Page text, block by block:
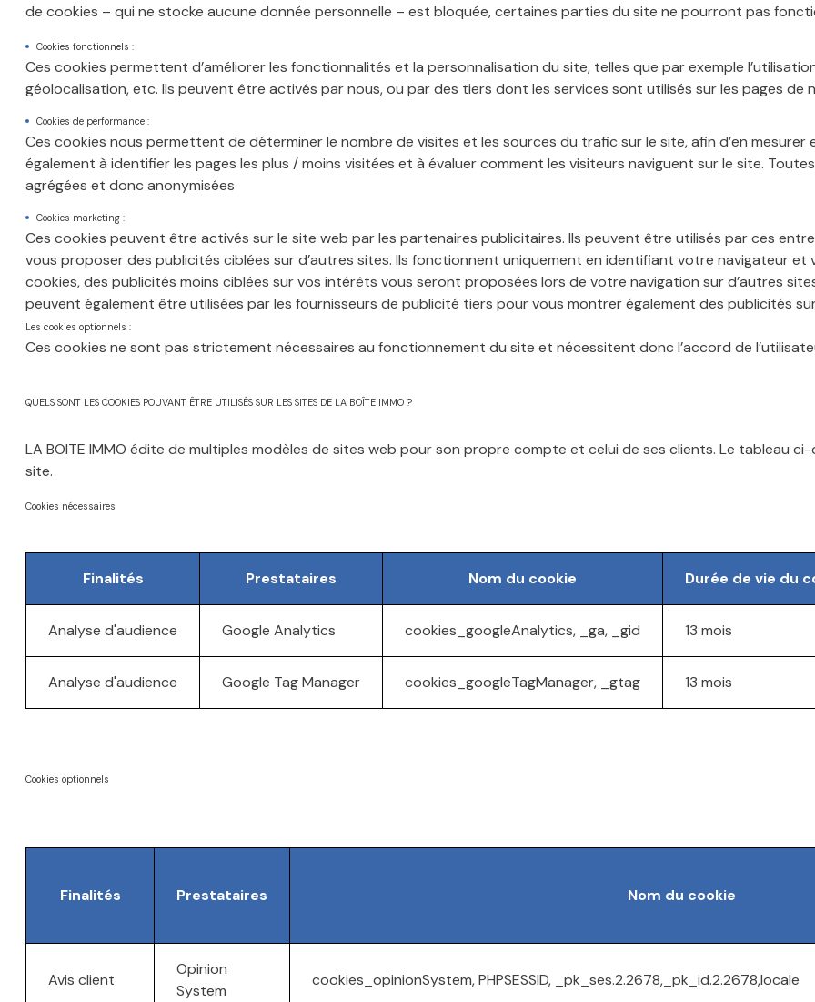
de cookies – qui ne stocke aucune donnée personnelle – est bloquée, certaines parties du site ne pourront pas
Cookies fonctionnels :
Ces cookies permettent d’améliorer les fonctionnalités et la personnalisation du site, telles que par exemple
géolocalisation, etc. Ils peuvent être activés par nous, ou par des tiers dont les services sont utilisés sur les pages de
Cookies de performance :
Ces cookies nous permettent de déterminer le nombre de visites et les sources du trafic sur le site, afin d’en mesurer
également à identifier les pages les plus / moins visitées et à évaluer comment les visiteurs naviguent sur le site.
agrégées et donc anonymisées
Cookies marketing :
Ces cookies peuvent être activés sur le site web par les partenaires publicitaires. Ils peuvent être utilisés par ces
vous proposer des publicités ciblées sur d’autres sites. Ils fonctionnent uniquement en identifiant votre navigateur
cookies, des publicités moins ciblées sur vos intérêts vous seront proposées lors de votre navigation sur d’autres
peuvent également être utilisées par les fournisseurs de publicité tiers pour vous montrer également des publicités
Les cookies optionnels :
Ces cookies ne sont pas strictement nécessaires au fonctionnement du site et nécessitent donc l’accord de
QUELS SONT LES COOKIES POUVANT ÊTRE UTILISÉS SUR LES SITES DE LA BOÎTE IMMO ?
LA BOITE IMMO édite de multiples modèles de sites web pour son propre compte et celui de ses clients. Le tableau
site.
Cookies nécessaires
Finalités Prestataires Nom du cookie Durée de vie du
Analyse d'audience Google Analytics cookies_googleAnalytics, _ga, _gid 13 mois
Analyse d'audience Google Tag Manager cookies_googleTagManager, _gtag 13 mois
Cookies optionnels
Finalités Prestataires Nom du cookie
Avis client
Opinion
System
cookies_opinionSystem, PHPSESSID, _pk_ses.2.2678,_pk_id.2.2678,locale